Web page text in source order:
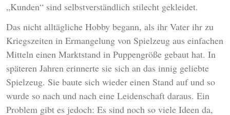
„Kunden“ sind selbstverständlich stilecht gekleidet.
Das nicht alltägliche Hobby begann, als ihr Vater ihr zu
Kriegszeiten in Ermangelung von Spielzeug aus einfachen
Mitteln einen Marktstand in Puppengröße gebaut hat. In
späteren Jahren erinnerte sie sich an das innig geliebte
Spielzeug. Sie baute sich wieder einen Stand auf und so
wurde so nach und nach eine Leidenschaft daraus. Ein
Problem gibt es jedoch: Es sind noch so viele Ideen da,